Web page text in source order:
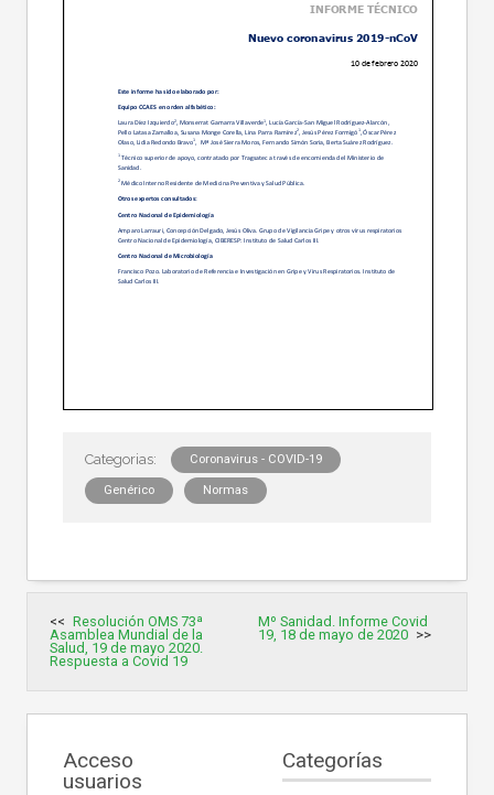
Coronavirus - COVID-19
Genérico Normas
de
entradas
Resolución OMS 73ª
Asamblea Mundial de la
Salud, 19 de mayo 2020.
Respuesta a Covid 19
Mº Sanidad. Informe Covid
19, 18 de mayo de 2020
Acceso
usuarios
Categorías